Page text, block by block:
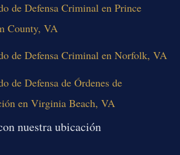
de Defensa Criminal en Prince
County, VA
de Defensa Criminal en Norfolk, VA
de Defensa de Órdenes de
en Virginia Beach, VA
nuestra ubicación